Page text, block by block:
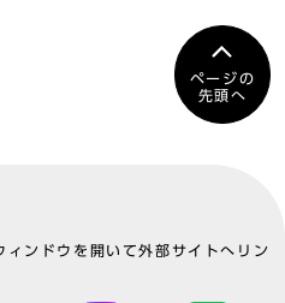
ページの
先頭へ
ンドウを開いて外部サイトへリン